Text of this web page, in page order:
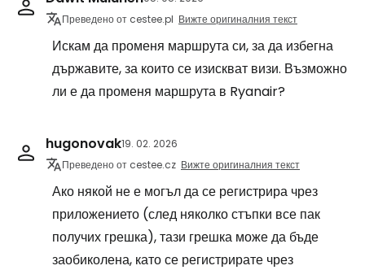
Преведено от cestee.pl Вижте оригиналния текст
Искам да променя маршрута си, за да избегна
държавите, за които се изискват визи. Възможно
ли е да променя маршрута в Ryanair?
hugonovak19. 02. 2026
Преведено от cestee.cz Вижте оригиналния текст
Ако някой не е могъл да се регистрира чрез
приложението (след няколко стъпки все пак
получих грешка), тази грешка може да бъде
заобиколена, като се регистрирате чрез